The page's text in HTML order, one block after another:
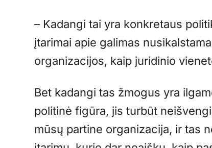
– Kadangi tai yra konkretaus
įtarimai apie galimas
organizacijos, kaip juridinio
Bet kadangi tas žmogus yra
politinė figūra, jis turbūt
mūsų partine organizacija, ir tas